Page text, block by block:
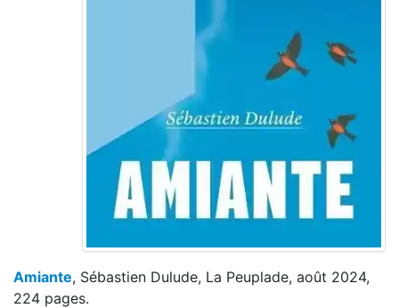
Amiante, Sébastien Dulude, La Peuplade, août 2024,
224 pages.